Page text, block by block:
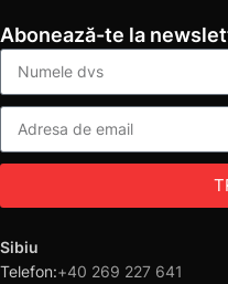
Abonează-te la
Sibiu
Telefon:+40 269 227 641